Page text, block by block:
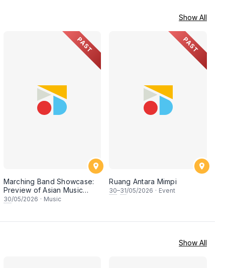
Show All
PAST
Marching Band Showcase:
Preview of Asian Music
Games
30/05/2026 · Music
PAST
Ruang Antara Mimpi
30–31/05/2026 · Event
Show All